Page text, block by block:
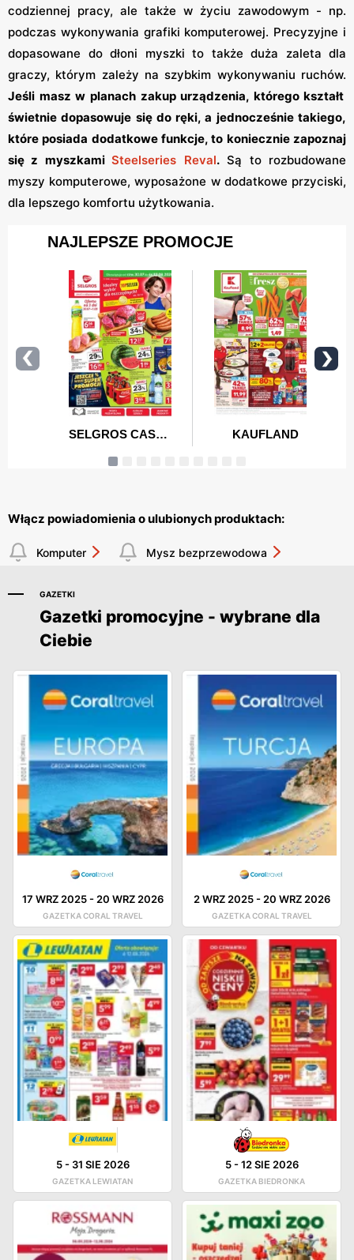
codziennej pracy, ale także w życiu zawodowym - np.
podczas wykonywania grafiki komputerowej. Precyzyjne i
dopasowane do dłoni myszki to także duża zaleta dla
graczy, którym zależy na szybkim wykonywaniu ruchów.
Jeśli masz w planach zakup urządzenia, którego kształt
świetnie dopasowuje się do ręki, a jednocześnie takiego,
które posiada dodatkowe funkcje, to koniecznie zapoznaj
się z myszkamiSteelseries Reval.Są to rozbudowane
myszy komputerowe, wyposażone w dodatkowe przyciski,
dla lepszego komfortu użytkowania.
Włącz powiadomienia o ulubionych produktach:
Komputer Mysz bezprzewodowa
GAZETKI
Gazetki promocyjne - wybrane dla
Ciebie
17 WRZ 2025-20 WRZ 2026
GAZETKA CORAL TRAVEL
2 WRZ 2025-20 WRZ 2026
GAZETKA CORAL TRAVEL
5- 31 SIE 2026
GAZETKA LEWIATAN
5-12 SIE 2026
GAZETKA BIEDRONKA